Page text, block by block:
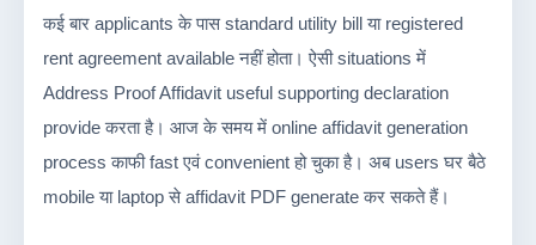
कई बार applicants के पास standard utility bill या registered
rent agreement available नहीं होता। ऐसी situations में
Address Proof Affidavit useful supporting declaration
provide करता है। आज के समय में online affidavit generation
process काफी fast एवं convenient हो चुका है। अब users घर बैठे
mobile या laptop से affidavit PDF generate कर सकते हैं।